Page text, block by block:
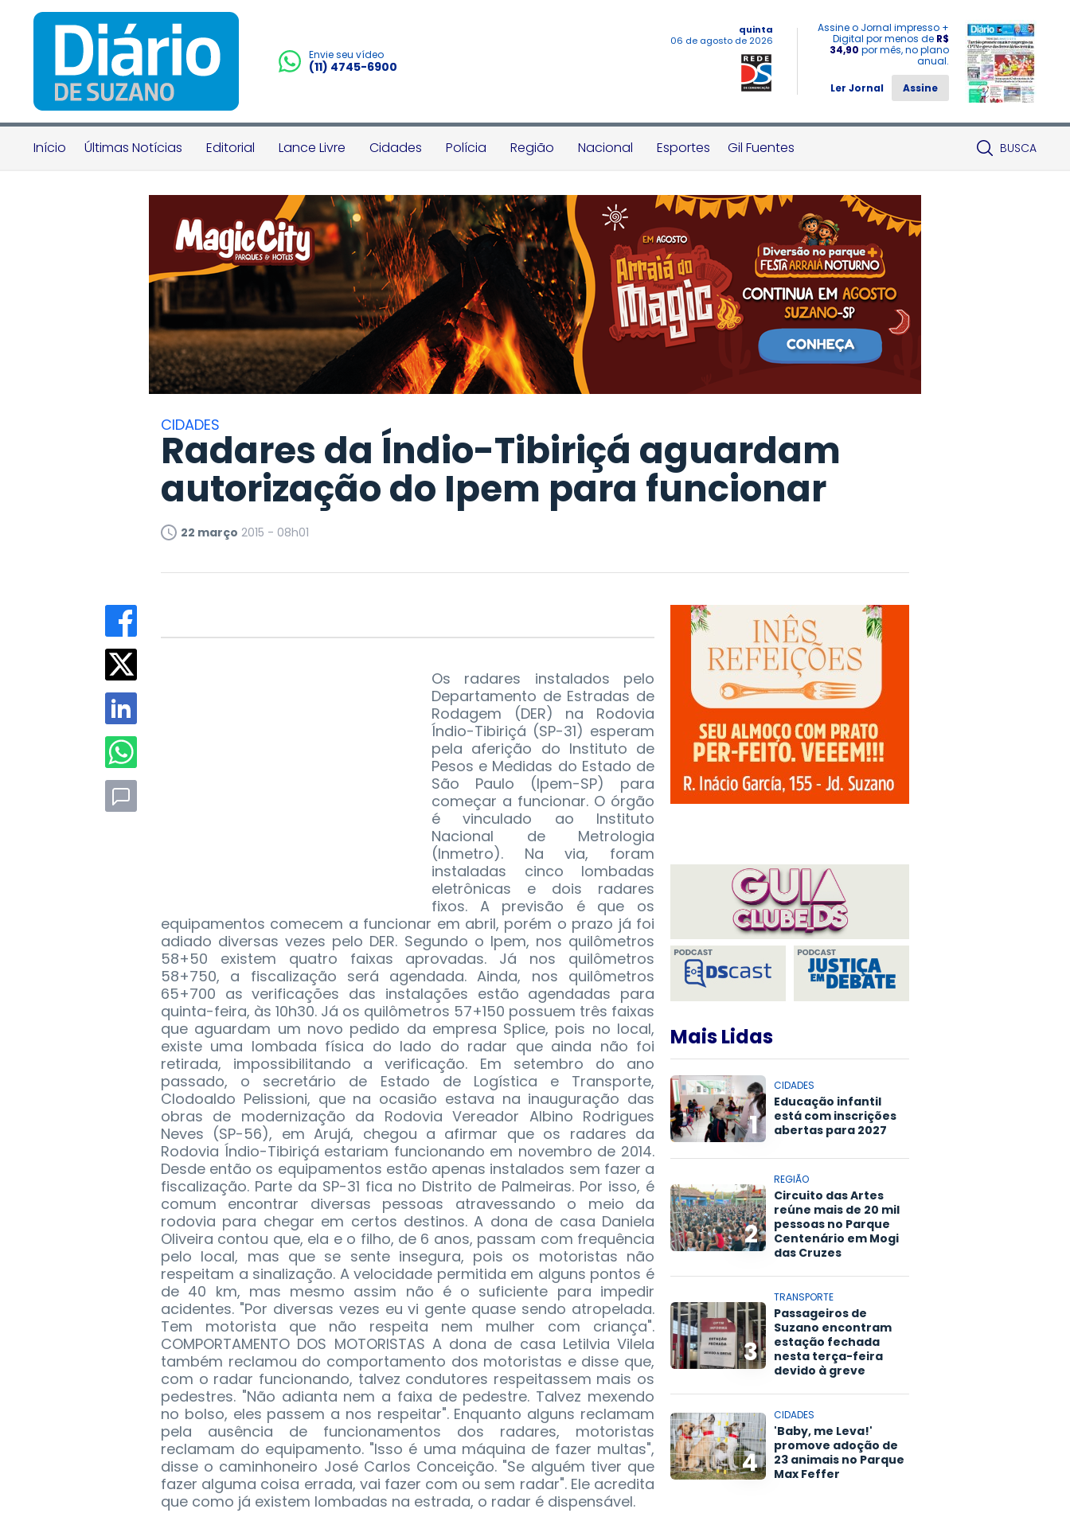
Envie seu vídeo
(11) 4745-6900
quinta
06 de agosto de 2026
Assine o Jornal impresso +
Digital por menos de R$
34,90 por mês, no plano
anual.
Ler Jornal
Assine
Início Últimas Notícias Editorial Lance Livre Cidades Polícia Região Nacional Esportes Gil Fuentes BUSCA
CIDADES
Radares da Índio-Tibiriçá aguardam
autorização do Ipem para funcionar
22 março 2015 - 08h01
Os radares instalados pelo
Departamento de Estradas de
Rodagem (DER) na Rodovia
Índio-Tibiriçá (SP-31) esperam
pela aferição do Instituto de
Pesos e Medidas do Estado de
São Paulo (Ipem-SP) para
começar a funcionar. O órgão
é vinculado ao Instituto
Nacional de Metrologia
(Inmetro). Na via, foram
instaladas cinco lombadas
eletrônicas e dois radares
fixos. A previsão é que os
equipamentos comecem a funcionar em abril, porém o prazo já foi
adiado diversas vezes pelo DER. Segundo o Ipem, nos quilômetros
58+50 existem quatro faixas aprovadas. Já nos quilômetros
58+750, a fiscalização será agendada.Ainda, nos quilômetros
65+700 as verificações das instalações estão agendadas para
quinta-feira, às 10h30. Já os quilômetros 57+150 possuem três faixas
que aguardam um novo pedido da empresa Splice, pois no local,
existe uma lombada física do lado do radar que ainda não foi
retirada, impossibilitando a verificação. Em setembro do ano
passado, o secretário de Estado de Logística e Transporte,
Clodoaldo Pelissioni, que na ocasião estava na inauguração das
obras de modernização da Rodovia Vereador Albino Rodrigues
Neves (SP-56), em Arujá, chegou a afirmar que os radares da
Rodovia Índio-Tibiriçá estariam funcionando em novembro de 2014.
Desde então os equipamentos estão apenas instalados sem fazer a
fiscalização. Parte da SP-31 fica no Distrito de Palmeiras. Por isso, é
comum encontrar diversas pessoas atravessando o meio da
rodovia para chegar em certos destinos. A dona de casa Daniela
Oliveira contou que, ela e o filho, de 6 anos, passam com frequência
pelo local, mas que se sente insegura, pois os motoristas não
respeitam a sinalização. A velocidade permitida em alguns pontos é
de 40 km, mas mesmo assim não é o suficiente para impedir
acidentes. "Por diversas vezes eu vi gente quase sendo atropelada.
Tem motorista que não respeita nem mulher com criança".
COMPORTAMENTO DOS MOTORISTAS A dona de casa Letilvia Vilela
também reclamou do comportamento dos motoristas e disse que,
com o radar funcionando, talvez condutores respeitassem mais os
pedestres. "Não adianta nem a faixa de pedestre. Talvez mexendo
no bolso, eles passem a nos respeitar". Enquanto alguns reclamam
pela ausência de funcionamentos dos radares, motoristas
reclamam do equipamento. "Isso é uma máquina de fazer multas",
disse o caminhoneiro José Carlos Conceição. "Se alguém tiver que
fazer alguma coisa errada, vai fazer com ou sem radar". Ele acredita
que como já existem lombadas na estrada, o radar é dispensável.
Mais Lidas
1
CIDADES
Educação infantil
está com inscrições
abertas para 2027
2
REGIÃO
Circuito das Artes
reúne mais de 20 mil
pessoas no Parque
Centenário em Mogi
das Cruzes
3
TRANSPORTE
Passageiros de
Suzano encontram
estação fechada
nesta terça-feira
devido à greve
4
CIDADES
'Baby, me Leva!'
promove adoção de
23 animais no Parque
Max Feffer